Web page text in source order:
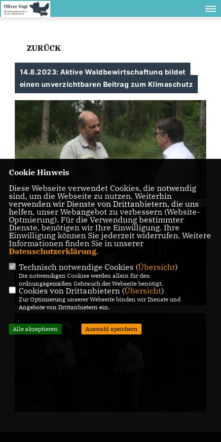
ZURÜCK
14.8.2023: Aktive Waldbewirtschaftung bildet
einen unverzichtbaren Beitrag zum Klimaschutz
Cookie Hinweis
Diese Webseite verwendet Cookies, die notwendig
sind, um die Webseite zu nutzen. Weiterhin
verwenden wir Dienste von Drittanbietern, die uns
helfen, unser Webangebot zu verbessern (Website-
Optmierung). Für die Verwendung bestimmter
Dienste, benötigen wir Ihre Einwilligung. Ihre
Einwilligung können Sie jederzeit widerrufen. Weitere
Informationen finden Sie in unserer
Datenschutzerklärung.
Technisch notwendige Cookies (Übersicht)
Die notwendigen Cookies werden allein für den
ordnungsgemäßen Gebrauch der Webseite benötigt.
Cookies von Drittanbietern (Übersicht)
Zur Optimierung unserer Webseite binden wir Dienste und
Angebote von Drittanbietern ein.
Alle akzeptieren Auswahl speichern